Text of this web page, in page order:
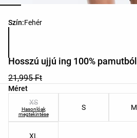
Szín:Fehér
Termékszínek listája
Hosszú ujjú ing 100% pamutból
21,995 Ft
Méret
Termékméretek listája
XS
Hasonlóak
megtekintése
S M
XL